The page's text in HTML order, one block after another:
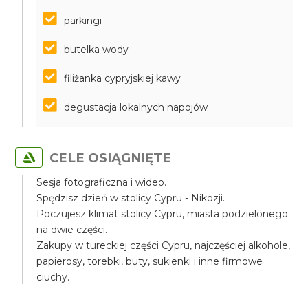
parkingi
butelka wody
filiżanka cypryjskiej kawy
degustacja lokalnych napojów
CELE OSIĄGNIĘTE
Sesja fotograficzna i wideo.
Spędzisz dzień w stolicy Cypru - Nikozji.
Poczujesz klimat stolicy Cypru, miasta podzielonego
na dwie części.
Zakupy w tureckiej części Cypru, najczęściej alkohole,
papierosy, torebki, buty, sukienki i inne firmowe
ciuchy.